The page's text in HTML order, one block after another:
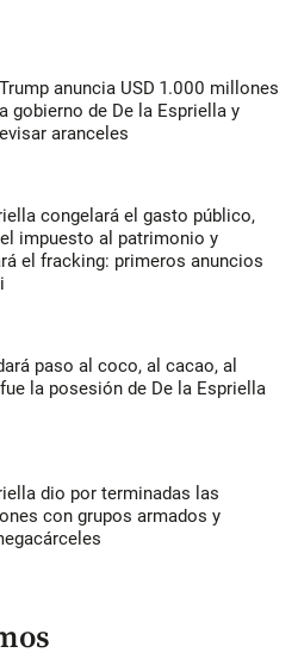
anuncia USD 1.000 millones
gobierno de De la Espriella y
aranceles
congelará el gasto público,
impuesto al patrimonio y
el fracking: primeros anuncios
paso al coco, al cacao, al
la posesión de De la Espriella
dio por terminadas las
con grupos armados y